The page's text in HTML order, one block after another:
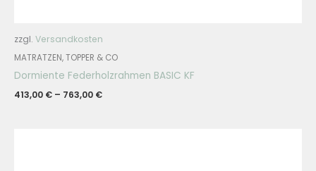
zzgl. Versandkosten
MATRATZEN, TOPPER & CO
Dormiente Federholzrahmen BASIC KF
413,00 € – 763,00 €